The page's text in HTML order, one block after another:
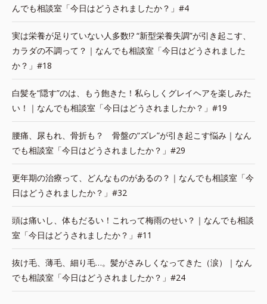
んでも相談室「今日はどうされましたか？」#4
実は栄養が足りていない人多数!? “新型栄養失調”が引き起こす、
カラダの不調って？｜なんでも相談室「今日はどうされました
か？」#18
白髪を“隠す”のは、もう飽きた！私らしくグレイヘアを楽しみた
い！｜なんでも相談室「今日はどうされましたか？」#19
腰痛、尿もれ、骨折も？ 骨盤の“ズレ”が引き起こす悩み｜なん
でも相談室「今日はどうされましたか？」#29
更年期の治療って、どんなものがあるの？｜なんでも相談室「今
日はどうされましたか？」#32
頭は痛いし、体もだるい！これって梅雨のせい？｜なんでも相談
室「今日はどうされましたか？」#11
抜け毛、薄毛、細り毛…。髪がさみしくなってきた（涙）｜なん
でも相談室「今日はどうされましたか？」#24